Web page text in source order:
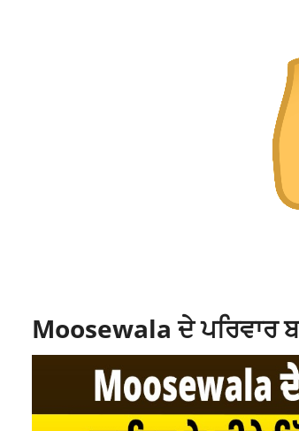
Moosewala ਦੇ ਪਰਿਵਾਰ